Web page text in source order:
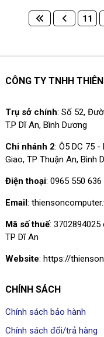
một vài hạn chế về
khi so với Microsoft
hướng dẫn bạn Cách
Microsoft Excel trên
11
CÔNG TY TNHH
Trụ sở chính: Số 52,
T.P Dĩ An, Bình Dương
Chi nhánh 2: Ô5 DC 75 -
Giao, TP Thuận An, Bình
Điện thoại: 0965 550
Email :
Mã số thuế:
TP Dĩ An
Website: https://
CHÍNH SÁCH
Chính sách bảo hành
Chính sách đổi/trả hàng